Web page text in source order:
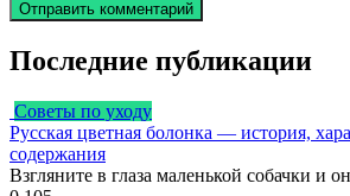
Последние публикации
Советы по уходу
Русская цветная болонка — история,
содержания
Взгляните в глаза маленькой собачки и